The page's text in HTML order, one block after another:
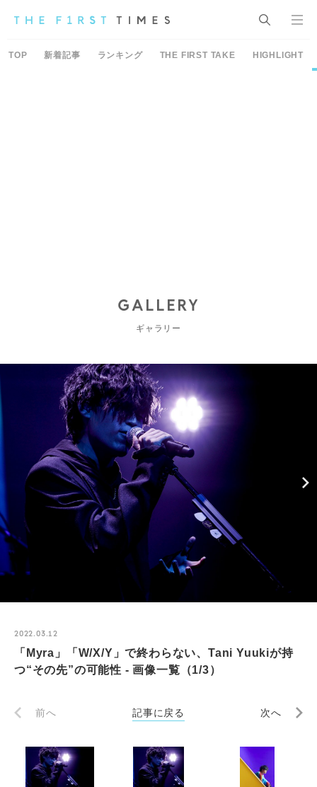
TOP 新着記事 ランキング THE FIRST TAKE HIGHLIGHT
GALLERY
ギャラリー
2022.03.12
「Myra」「W/X/Y」で終わらない、Tani Yuukiが持
つ“その先”の可能性 - 画像一覧（1/3）
前へ 記事に戻る 次へ